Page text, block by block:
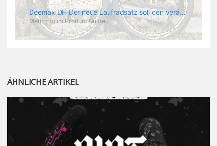
Deemax DH Der neue Laufradsatz soll den veränderten Ansprüchen im Downhill Einsatz gerecht werden: die Geschwindigkeiten werden immer höher, die Kräfte, die aufs Material wirken ebenfalls. Damit steigen natürlich auch die Ansprüche der Fahrer ans Material. Das einzige, was eventuell niedriger wird, ist der Reifendruck. Somit ergibt sich der Anforderungskatalog an das Deemax-Update. Hier ist das Ergebnis: - der Laufradsatz bekam eine neue Felge mit 28 mm Innenbreite. Laut Scott Sharples ist das der beste Kompromiss aus Stabilität, Gewicht und Steifigkeit, vor allem aber passt diese Breite am besten zu den Reifen, die aktuell auf dem Markt sind und im Renneinsatz gefahren werden. Es gehe auch breite und schmaler, 28 mm hätten sich aber im Test als Optimum herausgestellt. - mit einem 4D-Fertigungsprozess wurde die Materialverteilung optimiert: Stabilität dort, wo sie erforderlich ist, Gewichtsersparnis da, wo es Sinn macht. Somit gibt Mavic eine GGewichtsersparnis von 15 % an, ohne an Stabilität einzubüßen - neue, ultraleichte „double butted“ Speichen und ein super effizienter Freilauf - Mavics bewährtes UST System für perfekte Kompatibilität mit Tubeless Reifen - Gewicht (Laufradset): 1944 g)
Mehr Info im Product Guide ...
ÄHNLICHE ARTIKEL